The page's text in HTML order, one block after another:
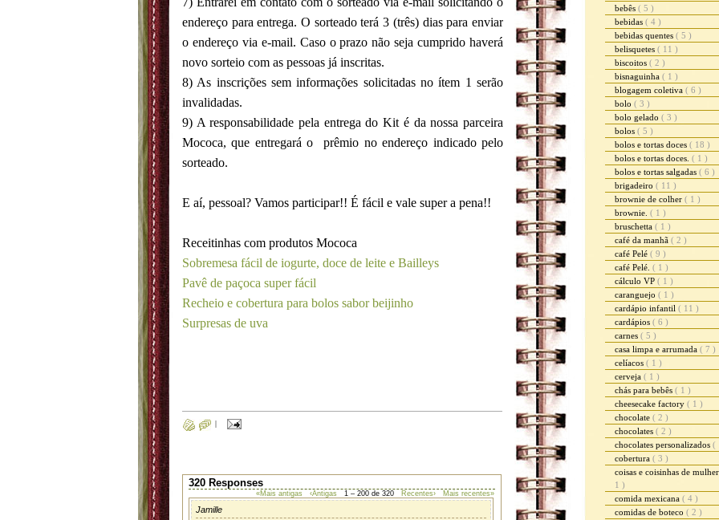
endereço para entrega. O sorteado terá 3 (três) dias para enviar
o endereço via e-mail. Caso o prazo não seja cumprido haverá
novo sorteio com as pessoas já inscritas.
8) As inscrições sem informações solicitadas no ítem 1 serão
invalidadas.
9) A responsabilidade pela entrega do Kit é da nossa parceira
Mococa, que entregará o prêmio no endereço indicado pelo
sorteado.
E aí, pessoal? Vamos participar!! É fácil e vale super a pena!!
Receitinhas com produtos Mococa
Sobremesa fácil de iogurte, doce de leite e Bailleys
Pavê de paçoca super fácil
Recheio e cobertura para bolos sabor beijinho
Surpresas de uva
|
320 Responses
«Mais antigas ‹Antigas 1 – 200 de 320 Recentes› Mais recentes»
Jamille
bebês ( 5 )
bebidas ( 4 )
bebidas quentes ( 5 )
belisquetes ( 11 )
biscoitos ( 2 )
bisnaguinha ( 1 )
blogagem coletiva ( 6 )
bolo ( 3 )
bolo gelado ( 3 )
bolos ( 5 )
bolos e tortas doces ( 18 )
bolos e tortas doces. ( 1 )
bolos e tortas salgadas ( 6 )
brigadeiro ( 11 )
brownie de colher ( 1 )
brownie. ( 1 )
bruschetta ( 1 )
café da manhã ( 2 )
café Pelé ( 9 )
café Pelé. ( 1 )
cálculo VP ( 1 )
caranguejo ( 1 )
cardápio infantil ( 11 )
cardápios ( 6 )
carnes ( 5 )
casa limpa e arrumada ( 7 )
celíacos ( 1 )
cerveja ( 1 )
chás para bebês ( 1 )
cheesecake factory ( 1 )
chocolate ( 2 )
chocolates ( 2 )
chocolates personalizados (
cobertura ( 3 )
coisas e coisinhas de
1 )
comida mexicana ( 4 )
comidas de boteco ( 2 )